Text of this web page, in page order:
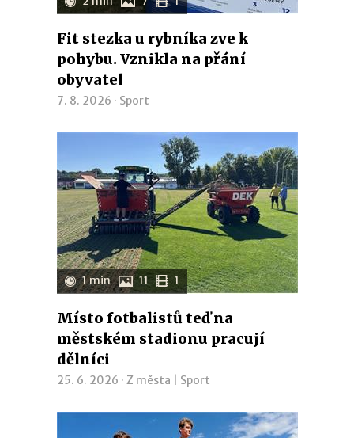
Fit stezka u rybníka zve k
pohybu. Vznikla na přání
obyvatel
7. 8. 2026 · Sport
1 min 11 1
Místo fotbalistů teď na
městském stadionu pracují
dělníci
25. 6. 2026 · Z města Sport